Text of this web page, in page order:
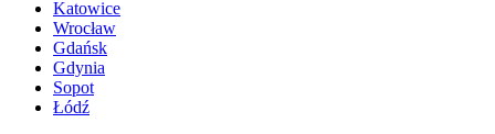
Katowice
Wrocław
Gdańsk
Gdynia
Sopot
Łódź